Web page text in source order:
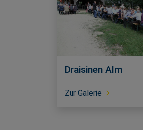
Draisinen Alm
Zur Galerie